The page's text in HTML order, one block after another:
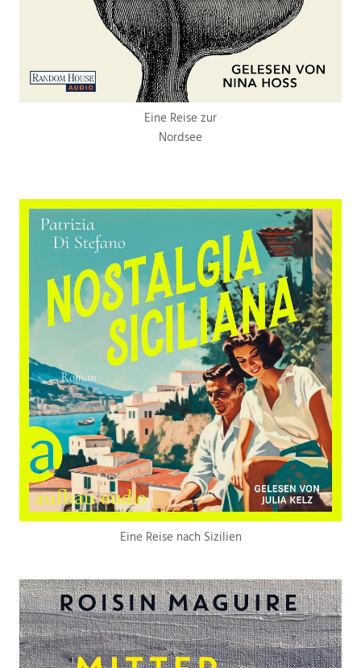
Eine Reise zur
Nordsee
Eine Reise nach Sizilien